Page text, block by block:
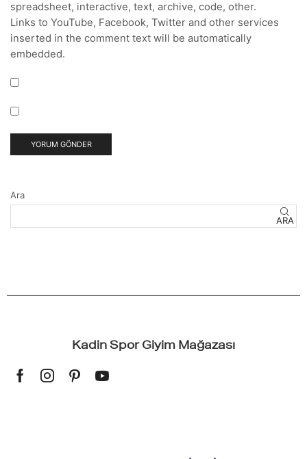
spreadsheet, interactive, text, archive, code, other.
Links to YouTube, Facebook, Twitter and other services
inserted in the comment text will be automatically
embedded.
Ara
ARA
Kadin Spor Giyim Mağazası